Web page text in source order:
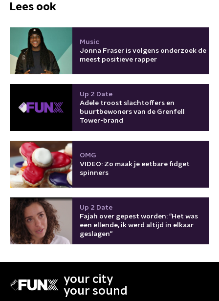
Lees ook
Music
Jonna Fraser is volgens onderzoek de
meest positieve rapper
Up 2 Date
Adele troost slachtoffers en
buurtbewoners van de Grenfell
Tower-brand
OMG
VIDEO: Zo maak je eetbare fidget
spinners
Up 2 Date
Fajah over gepest worden: "Het was
een ellende, ik werd altijd in elkaar
geslagen"
your city
your sound